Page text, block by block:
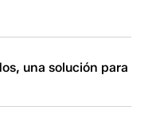
una solución para